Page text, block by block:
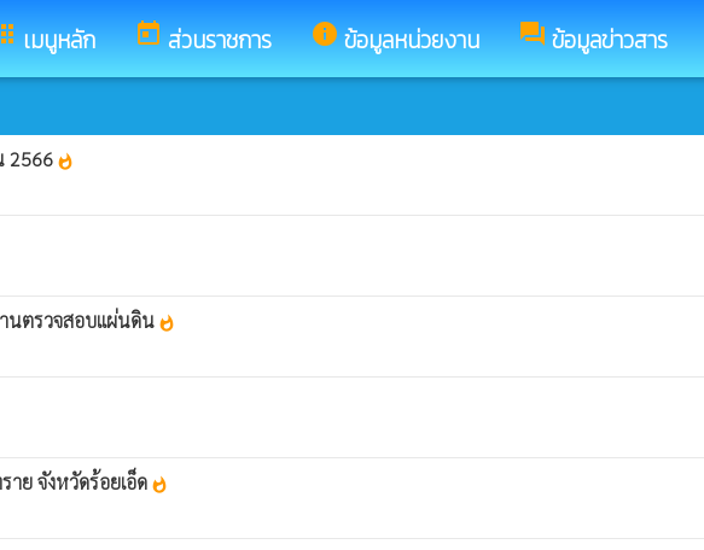
เมนูหลัก today ส่วนราชการ info ข้อมูลหน่วยงาน forum ข้อมูลข่าวสาร
2566 whatshot
านตรวจสอบแผ่นดิน whatshot
าย จังหวัดร้อยเอ็ด whatshot